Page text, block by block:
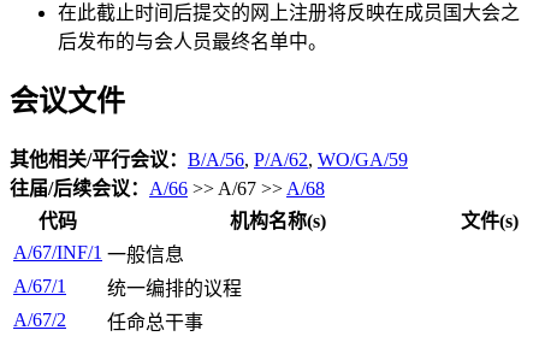
在此截止时间后提交的网上注册将反映在成员国大会之
后发布的与会人员最终名单中。
会议文件
其他相关/平行会议​​​​​​​： B/A/56, P/A/62, WO/GA/59
往届/后续会议​​​​​​​： A/66 >> A/67 >> A/68
代码
机构名称(s)
文件(s)
A/67/INF/1 一般信息
A/67/1
统一编排的议程
A/67/2
任命总干事